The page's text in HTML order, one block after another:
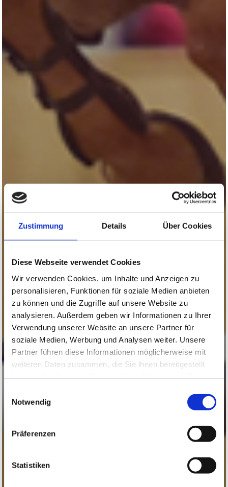
Zustimmung Details Über Cookies
Diese Webseite verwendet Cookies
Wir verwenden Cookies, um Inhalte und Anzeigen zu
personalisieren, Funktionen für soziale Medien anbieten
zu können und die Zugriffe auf unsere Website zu
analysieren. Außerdem geben wir Informationen zu Ihrer
Verwendung unserer Website an unsere Partner für
soziale Medien, Werbung und Analysen weiter. Unsere
Partner führen diese Informationen möglicherweise mit
weiteren Daten zusammen, die Sie ihnen bereitgestellt
Notwendig
Präferenzen
Statistiken